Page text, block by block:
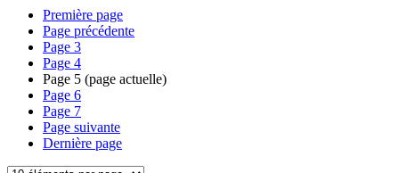
Première page
Page précédente
Page 3
Page 4
Page 5 (page actuelle)
Page 6
Page 7
Page suivante
Dernière page